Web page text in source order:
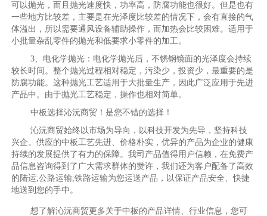
可以抛光，而且抛光速度快，功率高，防腐功能也很好。但是也有
一些地方比较差，主要是在光泽度比较差的情况下，会有直接的气
体溢出，所以需要通风设备辅助操作，而加热会比较困难。适用于
小批量杂乱零件的抛光和低要求小零件的加工。
3、电化学抛光：电化学抛光后，不锈钢镜面的光泽度会持续
较长时间。整个抛光过程相对稳定，污染少，投资少，最重要的是
防腐功能。这种抛光工艺适用于大批量生产，因此广泛应用于先进
产品中。由于抛光工艺稳定，操作也相对简单。
中板选择沁沅商贸！是您不错的选择！
沁沅商贸始终以市场为导向，以科技开发为先导，坚持科技
兴企。供应的中板工艺先进、价格朴实，优异的产品为企业的健康
持续的发展提供了有力的保障。我司产品值得用户信赖，在免费产
品信息咨询得到了广大需求群体的赞许，我们还为客户配备了高效
的陆运;公路运输;铁路运输为您运送产品，以保证产品安全、快捷
地送到您的手中。
想了解沁沅商贸更多关于中板的产品详情、行业信息，您可